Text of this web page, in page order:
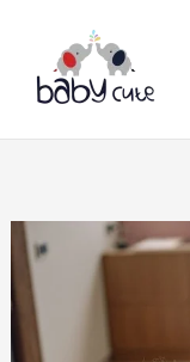
konten